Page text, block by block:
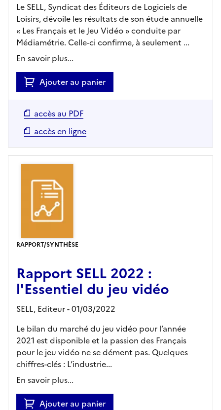
Le SELL, Syndicat des Éditeurs de Logiciels de
Loisirs, dévoile les résultats de son étude annuelle
« Les Français et le Jeu Vidéo » conduite par
Médiamétrie. Celle-ci confirme, à seulement ...
En savoir plus...
Ajouter au panier
accès au PDF
accès en ligne
RAPPORT/SYNTHÈSE
Rapport SELL 2022 :
l'Essentiel du jeu vidéo
SELL, Editeur- 01/03/2022
Le bilan du marché du jeu vidéo pour l’année
2021 est disponible et la passion des Français
pour le jeu vidéo ne se dément pas. Quelques
chiffres-clés : L’industrie...
En savoir plus...
Ajouter au panier